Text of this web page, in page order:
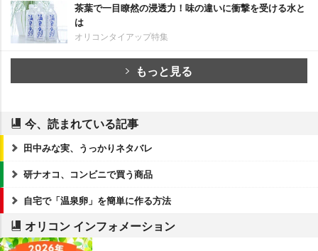
茶葉で一目瞭然の浸透力！味の違いに衝撃を受ける水と
は
オリコンタイアップ特集
もっと見る
今、読まれている記事
田中みな実、うっかりネタバレ
研ナオコ、コンビニで買う商品
自宅で「温泉卵」を簡単に作る方法
オリコン インフォメーション